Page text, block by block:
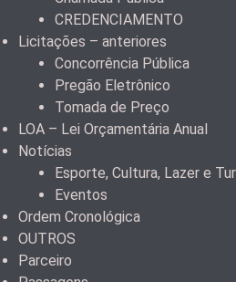
CREDENCIAMENTO
Licitações – anteriores
Concorrência Pública
Pregão Eletrônico
Tomada de Preço
LOA – Lei Orçamentária Anual
Notícias
Esporte, Cultura, Lazer e
Eventos
Ordem Cronológica
OUTROS
Parceiro